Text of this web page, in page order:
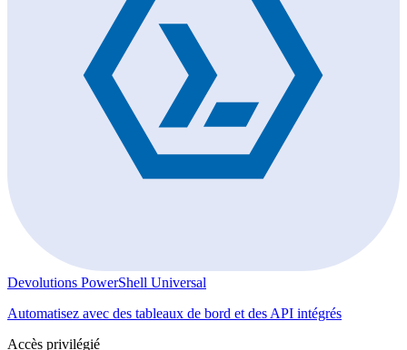
Devolutions PowerShell Universal
Automatisez avec des tableaux de bord et des API intégrés
Accès privilégié